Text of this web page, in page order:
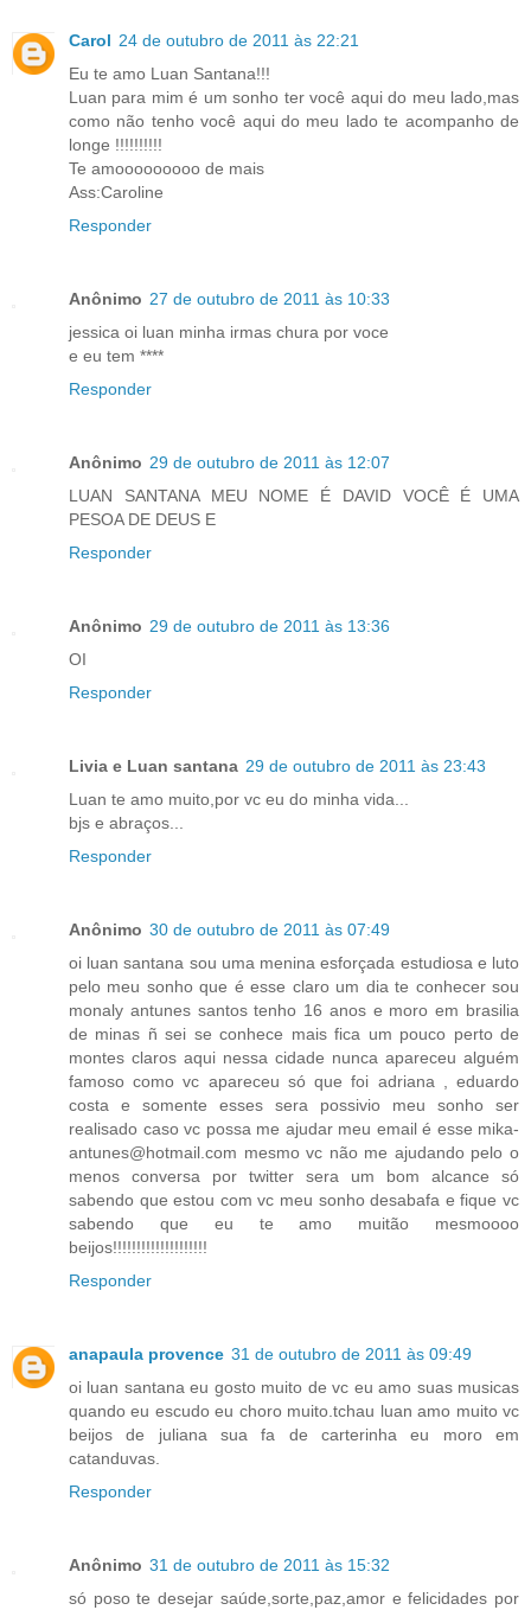
Carol 24 de outubro de 2011 às 22:21
Eu te amo Luan Santana!!!
Luan para mim é um sonho ter você aqui do meu lado,mas
como não tenho você aqui do meu lado te acompanho de
longe !!!!!!!!!!
Te amooooooooo de mais
Ass:Caroline
Responder
Anônimo 27 de outubro de 2011 às 10:33
jessica oi luan minha irmas chura por voce
e eu tem ****
Responder
Anônimo 29 de outubro de 2011 às 12:07
LUAN SANTANA MEU NOME É DAVID VOCÊ É UMA
PESOA DE DEUS E
Responder
Anônimo 29 de outubro de 2011 às 13:36
OI
Responder
Livia e Luan santana 29 de outubro de 2011 às 23:43
Luan te amo muito,por vc eu do minha vida...
bjs e abraços...
Responder
Anônimo 30 de outubro de 2011 às 07:49
oi luan santana sou uma menina esforçada estudiosa e luto
pelo meu sonho que é esse claro um dia te conhecer sou
monaly antunes santos tenho 16 anos e moro em brasilia
de minas ñ sei se conhece mais fica um pouco perto de
montes claros aqui nessa cidade nunca apareceu alguém
famoso como vc apareceu só que foi adriana , eduardo
costa e somente esses sera possivio meu sonho ser
realisado caso vc possa me ajudar meu email é esse mika-
antunes@hotmail.com mesmo vc não me ajudando pelo o
menos conversa por twitter sera um bom alcance só
sabendo que estou com vc meu sonho desabafa e fique vc
sabendo que eu te amo muitão mesmoooo
beijos!!!!!!!!!!!!!!!!!!!!
Responder
anapaula provence 31 de outubro de 2011 às 09:49
oi luan santana eu gosto muito de vc eu amo suas musicas
quando eu escudo eu choro muito.tchau luan amo muito vc
beijos de juliana sua fa de carterinha eu moro em
catanduvas.
Responder
Anônimo 31 de outubro de 2011 às 15:32
só poso te desejar saúde,sorte,paz,amor e felicidades por